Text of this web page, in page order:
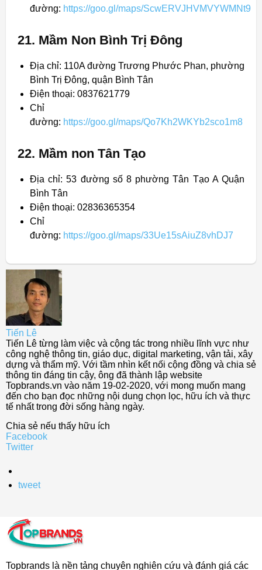
đường: https://goo.gl/maps/ScwERVJHVMVYWMNt9
21. Mầm Non Bình Trị Đông
Địa chỉ: 110A đường Trương Phước Phan, phường
Bình Trị Đông, quận Bình Tân
Điện thoại: 0837621779
Chỉ
đường: https://goo.gl/maps/Qo7Kh2WKYb2sco1m8
22. Mầm non Tân Tạo
Địa chỉ: 53 đường số 8 phường Tân Tạo A Quận
Bình Tân
Điện thoại: 02836365354
Chỉ
đường: https://goo.gl/maps/33Ue15sAiuZ8vhDJ7
Tiến Lê
Tiến Lê từng làm việc và cộng tác trong nhiều lĩnh vực như
công nghệ thông tin, giáo dục, digital marketing, vận tải, xây
dựng và thẩm mỹ. Với tầm nhìn kết nối cộng đồng và chia sẻ
thông tin đáng tin cậy, ông đã thành lập website
Topbrands.vn vào năm 19-02-2020, với mong muốn mang
đến cho bạn đọc những nội dung chọn lọc, hữu ích và thực
tế nhất trong đời sống hàng ngày.
Chia sẻ nếu thấy hữu ích
Facebook
Twitter
tweet
Topbrands là nền tảng chuyên nghiên cứu và đánh giá các